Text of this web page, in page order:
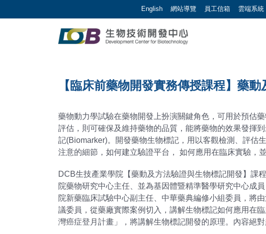
English 網站導覽 員工信箱 雲端系統
生物技術開發中心 | 【臨
【臨床前藥物開發實務傳授課程】藥
藥物動力學試驗在藥物開發上扮演關鍵角色，可用於預估
評估，則可確保及維持藥物的品質，能將藥物的效果發揮
記(Biomarker)。開發藥物生物標記，用以客觀檢測、評估
注意的細節，如何建立驗證平台， 如何應用在臨床實驗，
DCB生技產業學院【藥動及方法驗證與生物標記開發】課
院藥物研究中心主任、並為基因體暨精準醫學研究中心成
院新藥臨床試驗中心副主任、中華藥典編修小組委員，將
議委員，從藥廠實際案例切入，講解生物標記如何應用在
灣癌症登月計畫」，將講解生物標記開發的原理。內容絕